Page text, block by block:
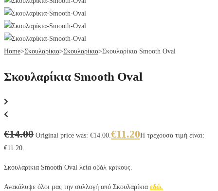
Home>Σκουλαρίκια>Σκουλαρίκια>Σκουλαρίκια Smooth Oval
Σκουλαρίκια Smooth Oval
€14.00 Original price was: €14.00. €11.20Η τρέχουσα τιμή είναι:
€11.20.
Σκουλαρίκια Smooth Oval λεία οβάλ κρίκους.
Ανακάλυψε όλοι μας την συλλογή από Σκουλαρίκια εδώ.